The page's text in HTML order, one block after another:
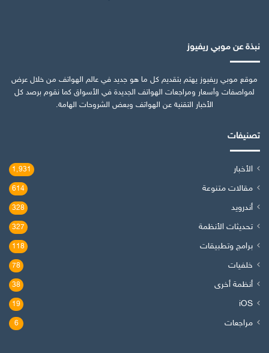
نبذة عن موبي ريفيوز
موقع موبي ريفيوز يهتم بتقديم كل ما هو جديد في عالم الهواتف من خلال عرض
لمواصفات وأسعار ومراجعات الهواتف الجديدة في الأسواق كما نقوم برصد كل
الأخبار التقنية عن الهواتف وبعض الشروحات الهامة.
تصنيفات
الأخبار 1٬931
مقالات متنوعة 614
أندرويد 328
تحديثات الأنظمة 327
برامج وتطبيقات 118
خلفيات 78
أنظمة أخرى 38
iOS
19
مراجعات 6